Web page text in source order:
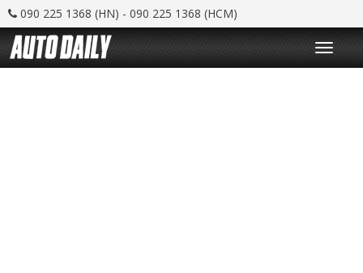
090 225 1368 (HN) - 090 225 1368 (HCM)
T
o
g